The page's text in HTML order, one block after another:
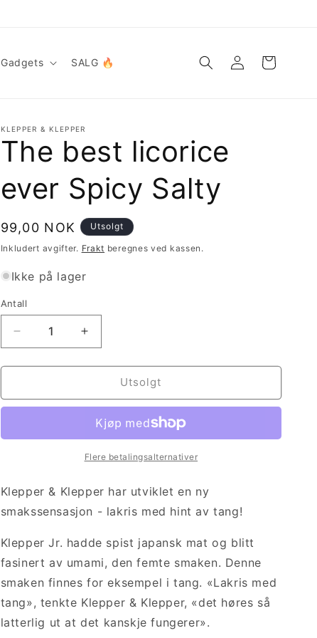
Gadgets SALG 🔥
Logg
inn
Handlekurv
KLEPPER & KLEPPER
The best licorice
ever Spicy Salty
Vanlig
pris
99,00 NOK Utsolgt
Inkludert avgifter. Frakt beregnes ved kassen.
Ikke på lager
Antall
Antall
antallet
for
best
Spicy
Øk
antallet
for
best
ever
Spicy
Salty
Utsolgt
Flere betalingsalternativer
Klepper & Klepper har utviklet en ny
smakssensasjon - lakris med hint av tang!
Klepper Jr. hadde spist japansk mat og blitt
fasinert av umami, den femte smaken. Denne
smaken finnes for eksempel i tang. «Lakris med
tang», tenkte Klepper & Klepper, «det høres så
latterlig ut at det kanskje fungerer».